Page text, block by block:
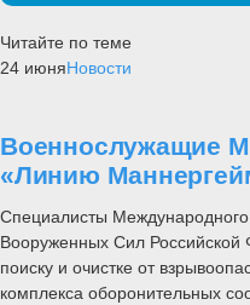
Читайте по теме
24 июняНовости
Военнослужащие
«Линию
Специалисты
Вооруженных Сил
поиску и очистке от
комплекса оборонительных